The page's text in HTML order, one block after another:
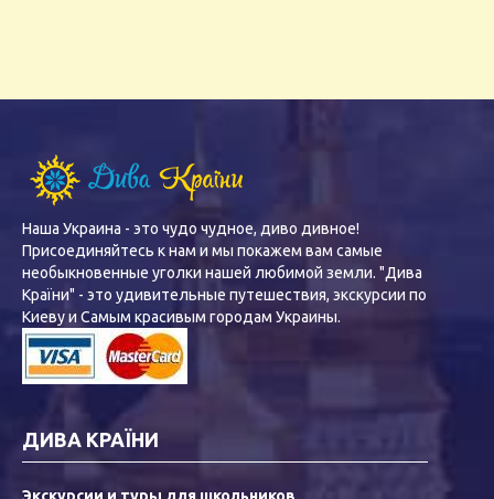
Наша Украина - это чудо чудное, диво дивное!
Присоединяйтесь к нам и мы покажем вам самые
необыкновенные уголки нашей любимой земли. "Дива
Країни" - это удивительные путешествия, экскурсии по
Киеву и Самым красивым городам Украины.
ДИВА КРАЇНИ